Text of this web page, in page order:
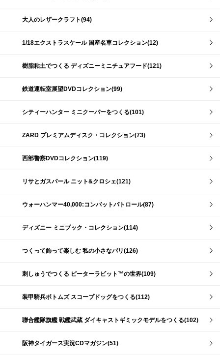
大人のレザークラフト(94)
1/18エクストラスケール 国産名車コレクション(12)
樹脂粘土でつくる ディズニーミニチュアフード(121)
鉄道運転室展望DVDコレクション(99)
シティーハンター ミニクーパーをつくる(101)
ZARD プレミアムディスク・コレクション(73)
西部警察DVDコレクション(119)
リサとガスパール ニット&クロシェ(121)
ウォーハンマー40,000:コンバットパトロール(87)
ディズニー ミニブック・コレクション(114)
つくって飾って楽しむ 私の小さなパリ(126)
刺しゅうでつくる ピーターラビット™の世界(109)
装甲騎兵ボトムズ スコープドッグをつくる(112)
聯合艦隊旗艦 戦艦武蔵 ダイキャストギミックモデルをつくる(102)
阪神タイガース実況CDマガジン(51)